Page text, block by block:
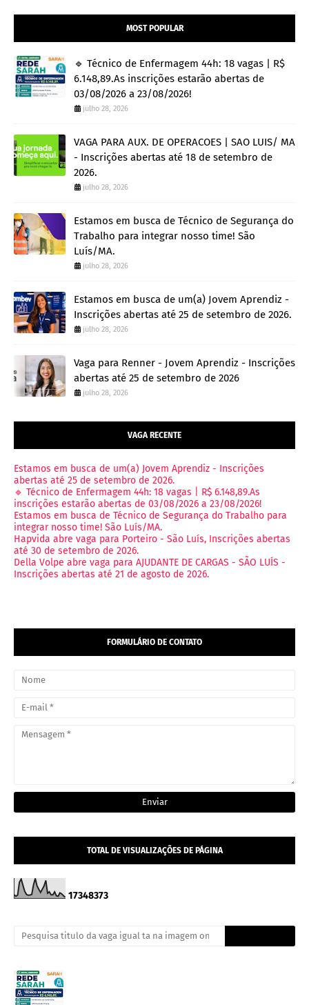
MOST POPULAR
🔹 Técnico de Enfermagem 44h: 18 vagas | R$
6.148,89.As inscrições estarão abertas de
03/08/2026 a 23/08/2026!
julho 28, 2026
VAGA PARA AUX. DE OPERACOES | SAO LUIS/ MA
- Inscrições abertas até 18 de setembro de
2026.
julho 28, 2026
Estamos em busca de Técnico de Segurança do
Trabalho para integrar nosso time! São
Luís/MA.
julho 28, 2026
Estamos em busca de um(a) Jovem Aprendiz -
Inscrições abertas até 25 de setembro de 2026.
julho 28, 2026
Vaga para Renner - Jovem Aprendiz - Inscrições
abertas até 25 de setembro de 2026
julho 28, 2026
VAGA RECENTE
Estamos em busca de um(a) Jovem Aprendiz - Inscrições
abertas até 25 de setembro de 2026.
🔹 Técnico de Enfermagem 44h: 18 vagas | R$ 6.148,89.As
inscrições estarão abertas de 03/08/2026 a 23/08/2026!
Estamos em busca de Técnico de Segurança do Trabalho para
integrar nosso time! São Luís/MA.
Hapvida abre vaga para Porteiro - São Luís, Inscrições abertas
até 30 de setembro de 2026.
Della Volpe abre vaga para AJUDANTE DE CARGAS - SÃO LUÍS -
Inscrições abertas até 21 de agosto de 2026.
FORMULÁRIO DE CONTATO
TOTAL DE VISUALIZAÇÕES DE PÁGINA
17348373